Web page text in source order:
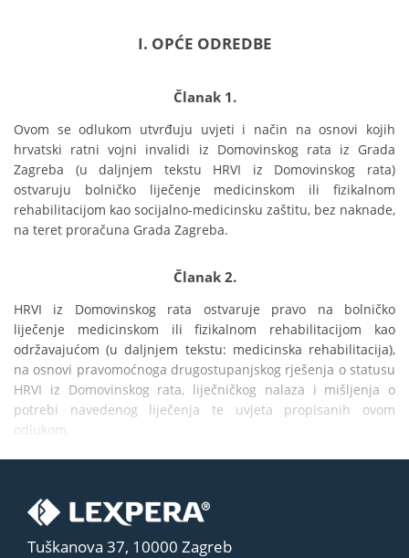
I. OPĆE ODREDBE
Članak 1.
Ovom se odlukom utvrđuju uvjeti i način na osnovi kojih
hrvatski ratni vojni invalidi iz Domovinskog rata iz Grada
Zagreba (u daljnjem tekstu HRVI iz Domovinskog rata)
ostvaruju bolničko liječenje medicinskom ili fizikalnom
rehabilitacijom kao socijalno-medicinsku zaštitu, bez naknade,
na teret proračuna Grada Zagreba.
Članak 2.
HRVI iz Domovinskog rata ostvaruje pravo na bolničko
liječenje medicinskom ili fizikalnom rehabilitacijom kao
održavajućom (u daljnjem tekstu: medicinska rehabilitacija),
na osnovi pravomoćnoga drugostupanjskog rješenja o statusu
HRVI iz Domovinskog rata, liječničkog nalaza i mišljenja o
potrebi navedenog liječenja te uvjeta propisanih ovom
odlukom.
Tuškanova 37, 10000 Zagreb